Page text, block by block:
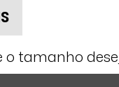
o tamanho